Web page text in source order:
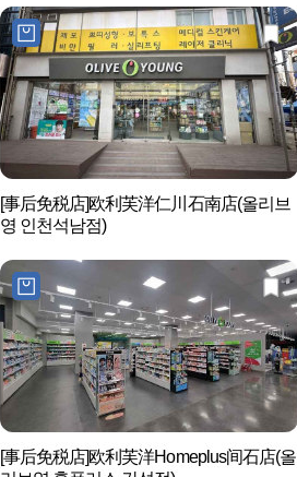
[事后免税店]欧利芙洋仁川石南店(올리브
영 인천석남점)
[事后免税店]欧利芙洋Homeplus间石店(올